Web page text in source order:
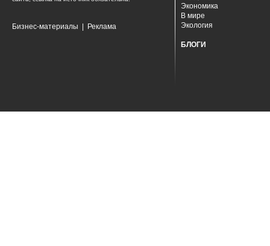
Бизнес-материалы Реклама
Экономика
В мире
Экология
БЛОГИ